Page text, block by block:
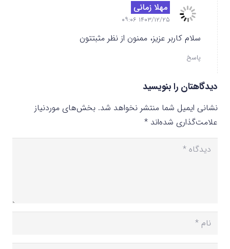
مهلا زمانی
۱۴۰۳/۱۲/۲۵ ۰۹:۰۶
سلام کاربر عزیز، ممنون از نظر مثبتتون
پاسخ
دیدگاهتان را بنویسید
نشانی ایمیل شما منتشر نخواهد شد. بخش‌های موردنیاز
علامت‌گذاری شده‌اند *